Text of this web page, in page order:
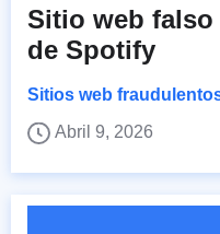
Sitio web falso
de Spotify
Sitios web
Abril 9, 2026